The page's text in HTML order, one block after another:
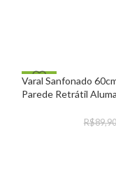
-28%
Varal Sanfonado
Parede Retrátil
R$89,90